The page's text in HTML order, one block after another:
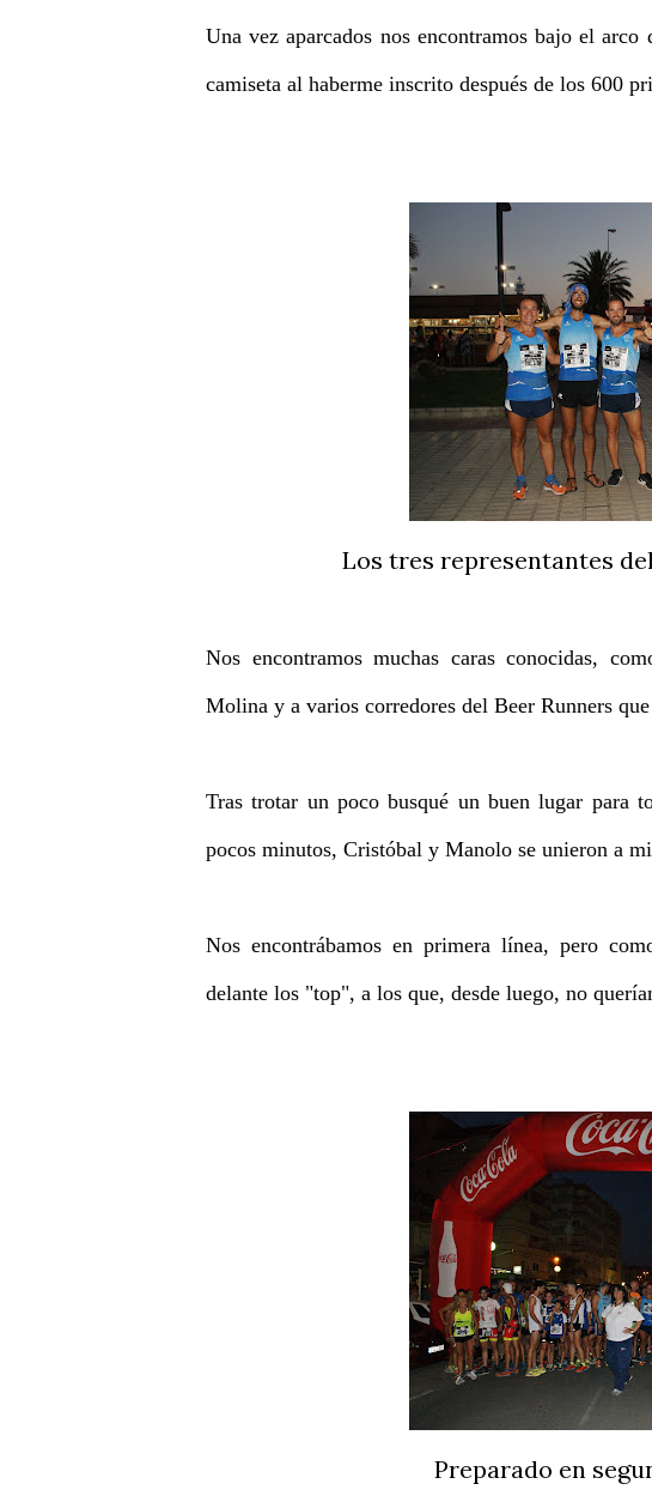
Una vez aparcados nos encontramos bajo el
camiseta al haberme inscrito después de los 600
Los tres representantes
Nos encontramos muchas caras conocidas,
Molina y a varios corredores del Beer Runners
Tras trotar un poco busqué un buen lugar para
pocos minutos, Cristóbal y Manolo se unieron a
Nos encontrábamos en primera línea, pero
delante los "top", a los que, desde luego, no
Preparado en